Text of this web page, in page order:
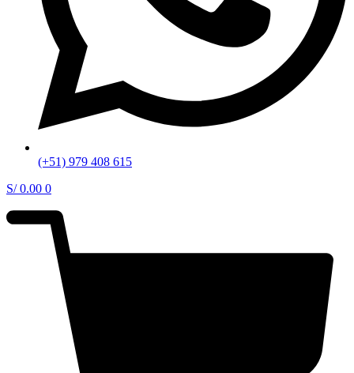
(+51) 979 408 615
S/0.00 0